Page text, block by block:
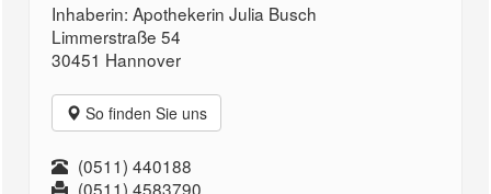
Inhaberin: Apothekerin Julia Busch
Limmerstraße 54
30451 Hannover
So finden Sie uns
(0511) 440188
(0511) 4583790